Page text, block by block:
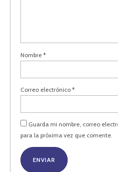
Nombre*
Correo electrónico*
Guarda mi nombre, correo
para la próxima vez que comente.